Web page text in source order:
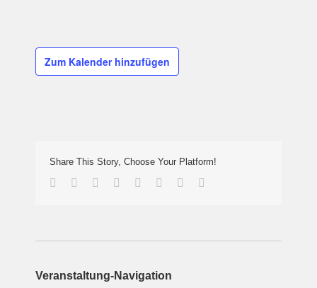
Zum Kalender hinzufügen
Share This Story, Choose Your Platform!
Facebook
TwitterReddit LinkedIn
TumblrPinterest
Veranstaltung-Navigation